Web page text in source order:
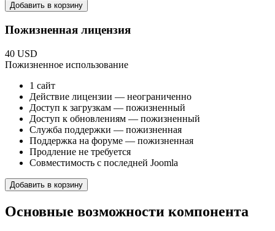
Добавить в корзину
Пожизненная лицензия
40 USD
Пожизненное использование
1 сайт
Действие лицензии — неограниченно
Доступ к загрузкам — пожизненный
Доступ к обновлениям — пожизненный
Служба поддержки — пожизненная
Поддержка на форуме — пожизненная
Продление не требуется
Совместимость с последней Joomla
Добавить в корзину
Основные возможности компонента